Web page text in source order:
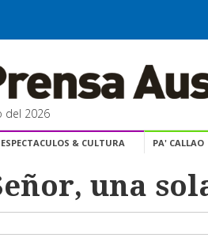
del 2026
ESPECTACULOS & CULTURA PA' CALLAO
una